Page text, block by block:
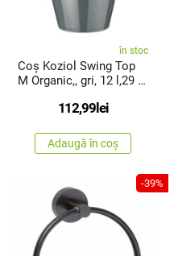
în stoc
Coș Koziol Swing Top
M Organic,, gri, 12 l,29 x
112,99 lei
Adaugă în coș
-39%